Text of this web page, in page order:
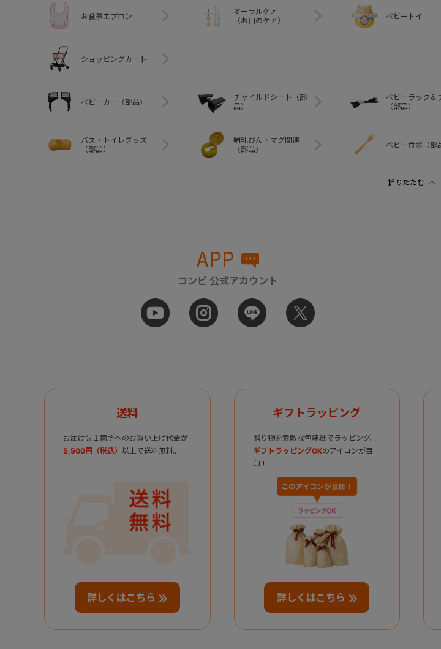
お食事エプロン
オーラルケア
（お口のケア）
ベビートイ
ショッピングカート
ベビーカー（部品）
チャイルドシート（部
品）
ベビーラック＆
（部品）
バス・トイレグッズ
（部品）
哺乳びん・マグ関連
（部品）
ベビー食器（部
APP
コンビ 公式アカウント
送料
お届け先１箇所へのお買い上げ代金が
5,500円（税込） 以上で送料無料。
詳しくはこちら
ギフトラッピング
贈り物を素敵な包装紙でラッピング。
ギフトラッピングOKのアイコンが目
印！
詳しくはこちら